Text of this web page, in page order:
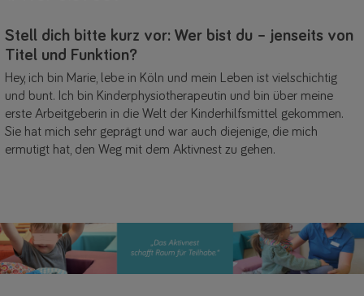
Stell dich bitte kurz vor: Wer bist du – jenseits von
Titel und Funktion?
Hey, ich bin Marie, lebe in Köln und mein Leben ist vielschichtig
und bunt. Ich bin Kinderphysiotherapeutin und bin über meine
erste Arbeitgeberin in die Welt der Kinderhilfsmittel gekommen.
Sie hat mich sehr geprägt und war auch diejenige, die mich
ermutigt hat, den Weg mit dem Aktivnest zu gehen.